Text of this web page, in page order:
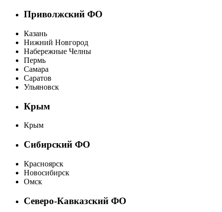
Приволжский ФО
Казань
Нижний Новгород
Набережные Челны
Пермь
Самара
Саратов
Ульяновск
Крым
Крым
Сибирский ФО
Красноярск
Новосибирск
Омск
Северо-Кавказский ФО